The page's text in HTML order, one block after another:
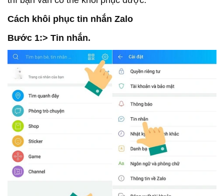
Cách khôi phục tin nhắn Zalo
Bước 1:> Tin nhắn.